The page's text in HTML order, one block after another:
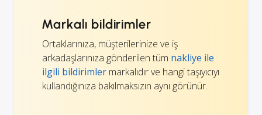
Markalı bildirimler
Ortaklarınıza, müşterilerinize ve iş
arkadaşlarınıza gönderilen tüm nakliye ile
ilgili bildirimler markalıdır ve hangi taşıyıcıyı
kullandığınıza bakılmaksızın aynı görünür.